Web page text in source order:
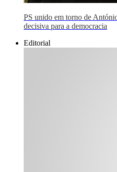
PS unido em torno de
decisiva para a democracia
Editorial